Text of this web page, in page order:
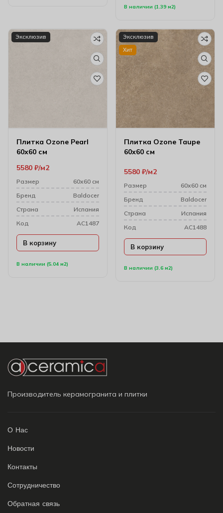
В наличии (1.39 м2)
Эксклюзив
Плитка Ozone Pearl
60х60 см
В наличии (5.04 м2)
5580 ₽ м2
Размер
60х60 см
Бренд
Baldocer
Cтрана
Испания
Код
AC1487
В корзину
Эксклюзив
Хит
Плитка Ozone Taupe
60х60 см
В наличии (3.6 м2)
5580 ₽ м2
Размер
60х60 см
Бренд
Baldocer
Cтрана
Испания
Код
AC1488
В корзину
Производитель керамогранита и плитки
О Нас
Новости
Контакты
Сотрудничество
Обратная связь